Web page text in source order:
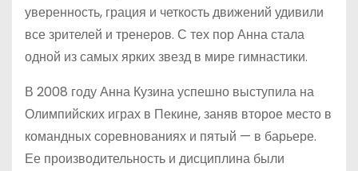
уверенность, грация и четкость движений удивили
все зрителей и тренеров. С тех пор Анна стала
одной из самых ярких звезд в мире гимнастики.
В 2008 году Анна Кузина успешно выступила на
Олимпийских играх в Пекине, заняв второе место в
командных соревнованиях и пятый — в барьере.
Ее производительность и дисциплина были